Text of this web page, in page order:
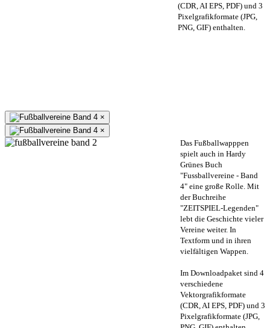
(CDR, AI EPS, PDF) und 3
Pixelgrafikformate (JPG,
PNG, GIF) enthalten.
×
×
Das Fußballwapppen
spielt auch in Hardy
Grünes Buch
"Fussballvereine - Band
4" eine große Rolle. Mit
der Buchreihe
"ZEITSPIEL-Legenden"
lebt die Geschichte vieler
Vereine weiter. In
Textform und in ihren
vielfältigen Wappen.
Im Downloadpaket sind 4
verschiedene
Vektorgrafikformate
(CDR, AI EPS, PDF) und 3
Pixelgrafikformate (JPG,